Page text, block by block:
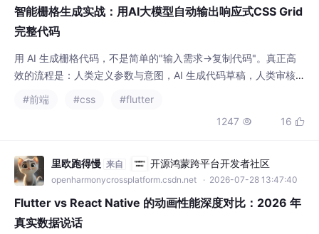
智能栅格生成实战：用AI大模型自动输出响应式CSS Grid
完整代码
用 AI 生成栅格代码，不是简单的"输入需求→复制代码"。真正高
效的流程是：人类定义参数与意图，AI 生成代码草稿，人类审核
与调整，最后共同产出一套融入设计系统的完整栅格方案。栅格系
下成立。AI 可以帮助我们更快地搭建这个框架，但框架的尺度、
参数再让 AI 生成，质量提升显著提示词要
#前端 #css
#flutter
1247  16 
里欧跑得慢 来自 开源鸿蒙跨平台开发者社区
openharmonycrossplatform.csdn.net · 2026-07-28 13:47:40
Flutter vs React Native 的动画性能深度对比：2026 年
真实数据说话